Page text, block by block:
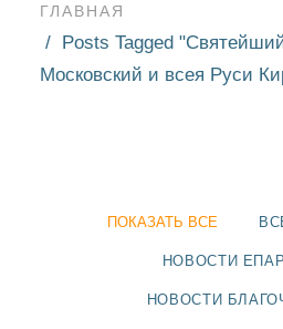
ГЛАВНАЯ
Posts Tagged
Московский и всея Руси
ПОКАЗАТЬ ВСЕ
НОВОСТИ
НОВОСТИ